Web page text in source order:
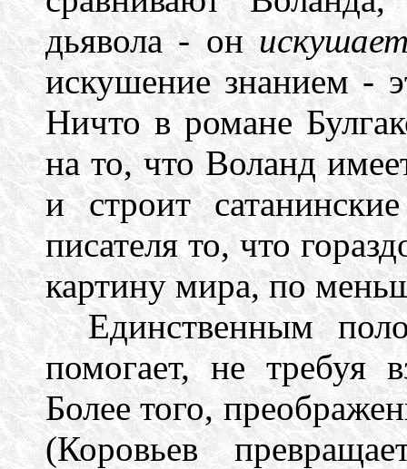
дьявола - он
искушение знанием -
Ничто в романе
на то, что Воланд
и строит
писателя то, что
картину мира, по
Единственным
помогает, не требуя
Более того,
(Коровьев